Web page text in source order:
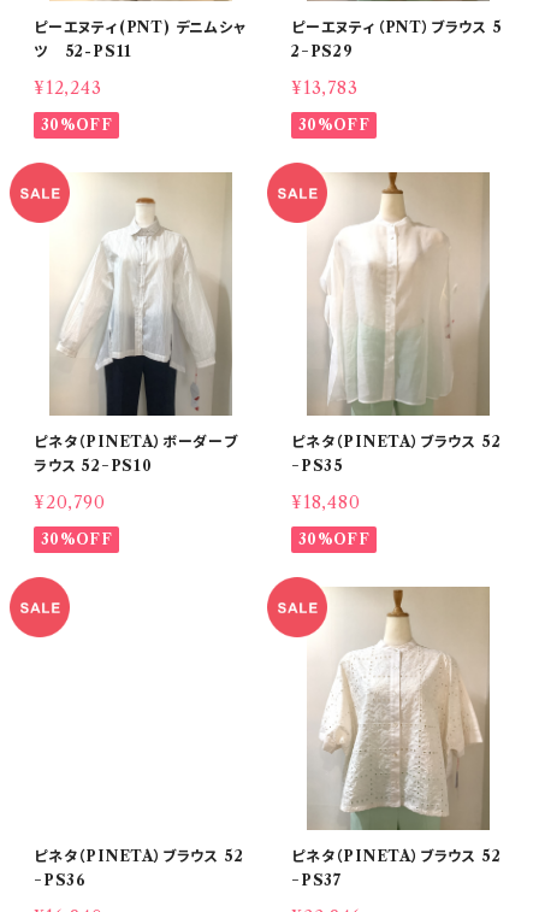
ピーエヌティ(PNT) デニムシャ
ツ 52-PS11
¥12,243
30%OFF
ピーエヌティ（PNT）ブラウス 5
2−PS29
¥13,783
30%OFF
ピネタ（PINETA）ボーダーブ
ラウス 52−PS10
¥20,790
30%OFF
ピネタ（PINETA）ブラウス 52
−PS35
¥18,480
30%OFF
ピネタ（PINETA）ブラウス 52
−PS36
ピネタ（PINETA）ブラウス 52
−PS37